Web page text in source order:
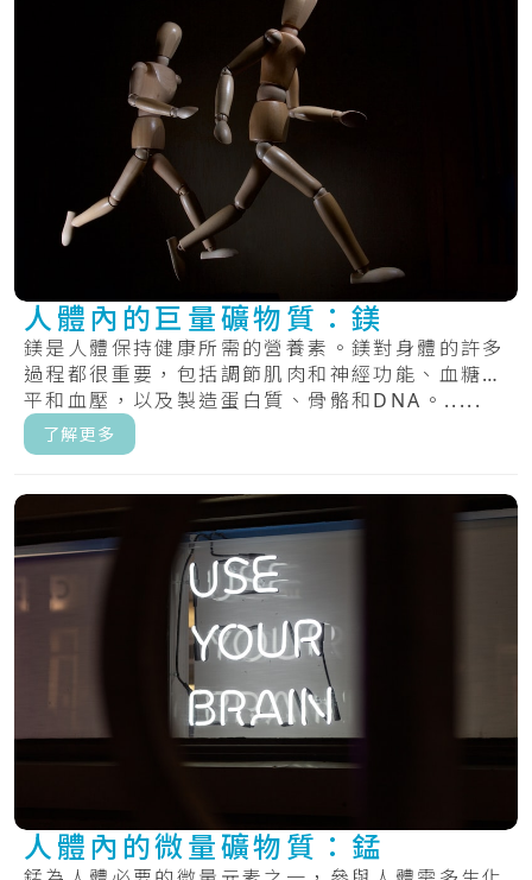
人體內的巨量礦物質：鎂
鎂是人體保持健康所需的營養素。鎂對身體的許多
過程都很重要，包括調節肌肉和神經功能、血糖水
平和血壓，以及製造蛋白質、骨骼和DNA。.....
了解更多
人體內的微量礦物質：錳